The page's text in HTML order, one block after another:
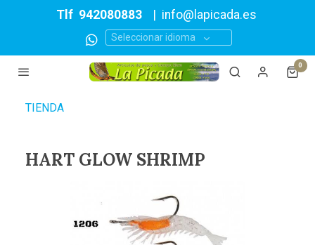
Tlf 942080883 info@lapicada.es
Seleccionar idioma
0
TIENDA
HART GLOW SHRIMP